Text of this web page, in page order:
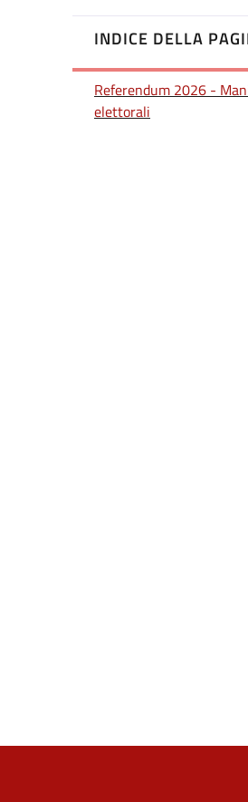
INDICE DELLA
Referendum 2026 -
elettorali